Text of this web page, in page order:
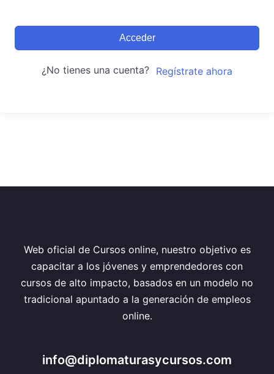
Acceder
¿No tienes una cuenta? Regístrate ahora
Web oficial de Cursos online, nuestro objetivo es
capacitar a los jóvenes y emprendedores con
cursos de alto impacto, basados en un modelo no
tradicional apuntado a la generación de empleos
online.
info@diplomaturasycursos.com